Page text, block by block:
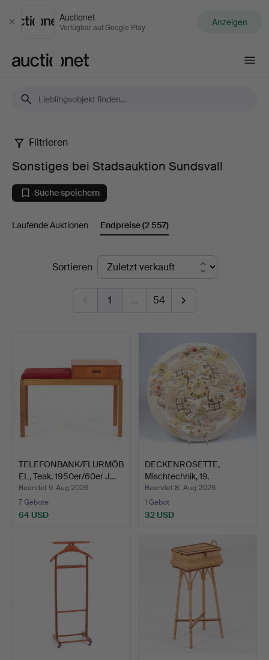
Schließen
Auctionet
Verfügbar auf Google Play Anzeigen
Sonstiges
bei
Stadsauktion
Sundsvall
Filtrieren
Sonstiges bei Stadsauktion Sundsvall
Suche speichern
Laufende Auktionen Endpreise(2 557)
EndpreiseSortieren
1 … 54
TELEFONBANK/FLURMÖB
EL, Teak, 1950er/60er J…
Beendet 9. Aug 2026
7 Gebote
64 USD
DECKENROSETTE,
Mischtechnik, 19.
Jahrhunde…
Beendet 8. Aug 2026
1 Gebot
32 USD